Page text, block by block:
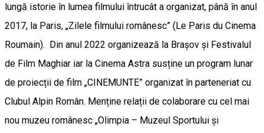
lungă istorie în lumea filmului întrucât a organizat, până în anul
2017, la Paris, „Zilele filmului românesc” (Le Paris du Cinema
Roumain). Din anul 2022 organizează la Brașov și Festivalul
de Film Maghiar iar la Cinema Astra susține un program lunar
de proiecții de film „CINEMUNTE” organizat în parteneriat cu
Clubul Alpin Român. Menține relații de colaborare cu cel mai
nou muzeu românesc „Olimpia – Muzeul Sportului și